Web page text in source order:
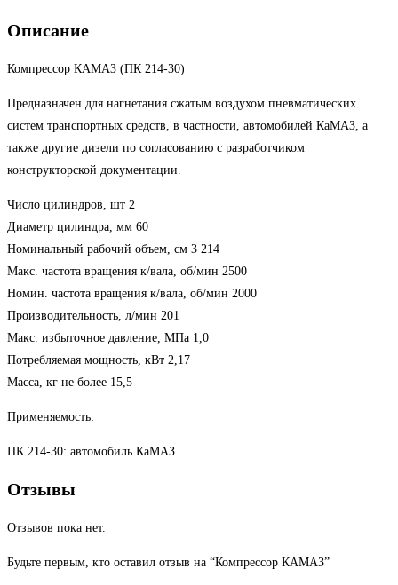
Описание
Компрессор КАМАЗ (ПК 214-30)
Предназначен для нагнетания сжатым воздухом пневматических
систем транспортных средств, в частности, автомобилей КаМАЗ, а
также другие дизели по согласованию с разработчиком
конструкторской документации.
Число цилиндров, шт 2
Диаметр цилиндра, мм 60
Номинальный рабочий объем, см 3 214
Макс. частота вращения к/вала, об/мин 2500
Номин. частота вращения к/вала, об/мин 2000
Производительность, л/мин 201
Макс. избыточное давление, МПа 1,0
Потребляемая мощность, кВт 2,17
Масса, кг не более 15,5
Применяемость:
ПК 214-30: автомобиль КаМАЗ
Отзывы
Отзывов пока нет.
Будьте первым, кто оставил отзыв на “Компрессор КАМАЗ”